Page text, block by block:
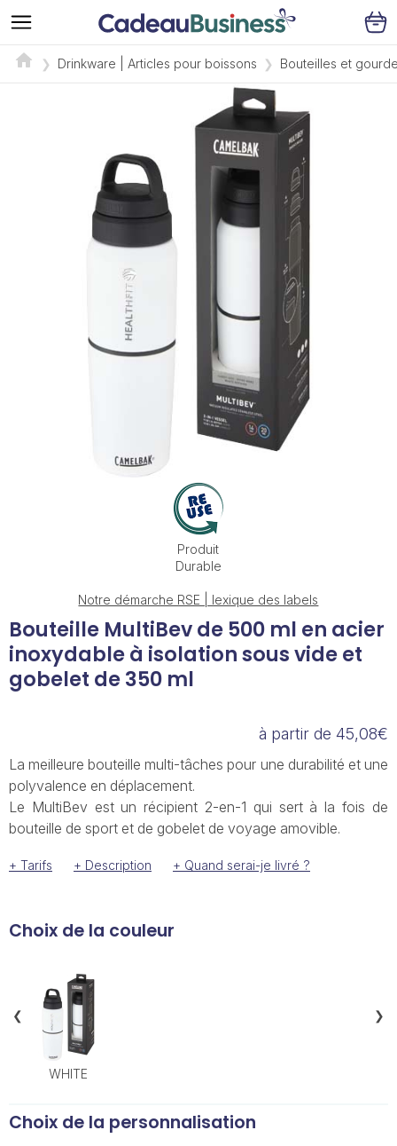
Drinkware | Articles pour boissons Bouteilles et
Produit
Durable
Notre démarche RSE | lexique des labels
Bouteille MultiBev de 500 ml en acier
inoxydable à isolation sous vide et
gobelet de 350 ml
à partir de 45,08€
La meilleure bouteille multi-tâches pour une durabilité et une
polyvalence en déplacement.
Le MultiBev est un récipient 2-en-1 qui sert à la fois de
bouteille de sport et de gobelet de voyage amovible.
+ Tarifs + Description + Quand serai-je livré ?
Choix de la couleur
WHITE
❯
❮
Choix de la personnalisation